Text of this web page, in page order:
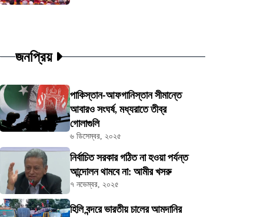
জনপ্রিয়
পাকিস্তান-আফগানিস্তান সীমান্তে
আবারও সংঘর্ষ, মধ্যরাতে তীব্র
গোলাগুলি
৬ ডিসেম্বর, ২০২৫
নির্বাচিত সরকার গঠিত না হওয়া পর্যন্ত
আন্দোলন থামবে না: আমীর খসরু
৭ নভেম্বর, ২০২৫
হিলি বন্দরে ভারতীয় চালের আমদানির